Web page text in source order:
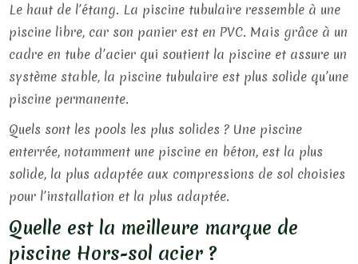
Le haut de l’étang. La piscine tubulaire ressemble à une
piscine libre, car son panier est en PVC. Mais grâce à un
cadre en tube d’acier qui soutient la piscine et assure un
système stable, la piscine tubulaire est plus solide qu’une
piscine permanente.
Quels sont les pools les plus solides ? Une piscine
enterrée, notamment une piscine en béton, est la plus
solide, la plus adaptée aux compressions de sol choisies
pour l’installation et la plus adaptée.
Quelle est la meilleure marque de
piscine Hors-sol acier ?